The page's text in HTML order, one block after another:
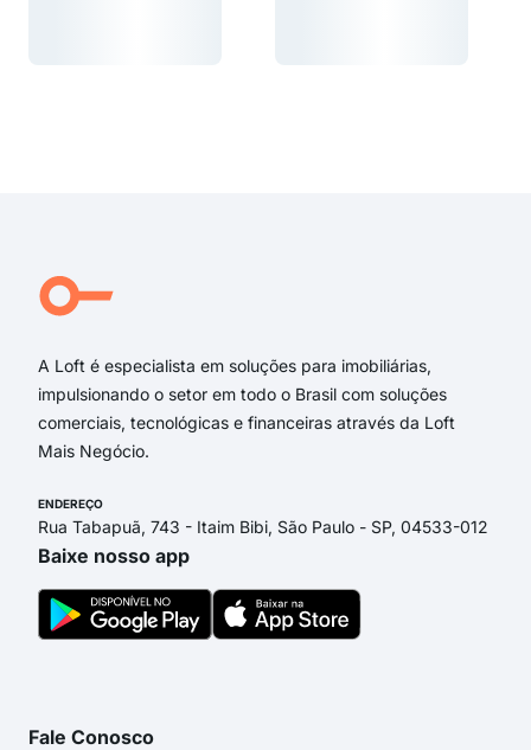
A Loft é especialista em soluções para imobiliárias,
impulsionando o setor em todo o Brasil com soluções
comerciais, tecnológicas e financeiras através da Loft
Mais Negócio.
ENDEREÇO
Rua Tabapuã, 743 - Itaim Bibi, São Paulo - SP, 04533-012
Baixe nosso app
Fale Conosco